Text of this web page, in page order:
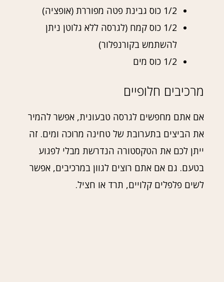
1/2 כוס גבינת פטה מפוררת (אופציה)
1/2 כוס קמח (לגרסה ללא גלוטן ניתן
להשתמש בקורנפלור)
1/2 כוס מים
מרכיבים חלופיים
אם אתם מחפשים לגרסה טבעונית, אפשר להמיר
את הביצים בתערובת של טחינה מרוכה ומים. זה
ייתן לכם את הטקסטורה הנדרשת מבלי לפגוע
בטעם. גם אם אתם רוצים לגוון במרכיבים, אפשר
לשים פלפלים קלויים, תרד או חציל.